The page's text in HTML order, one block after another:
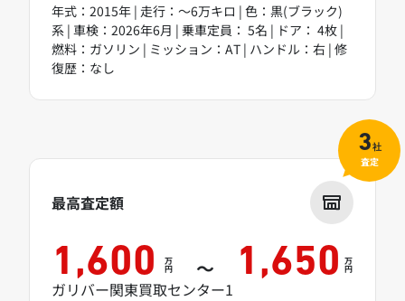
年式：2015年 | 走行：～6万キロ | 色：黒(ブラック)
系 | 車検：2026年6月 | 乗車定員： 5名 | ドア： 4枚 |
燃料：ガソリン | ミッション：AT | ハンドル：右 | 修
復歴：なし
最高査定額
1,600 万
円 ～ 1,650 万
円
ガリバー関東買取センター1
3社
査定